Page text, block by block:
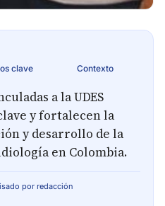
clave Contexto
a la UDES
y fortalecen la
y desarrollo de la
en Colombia.
por redacción